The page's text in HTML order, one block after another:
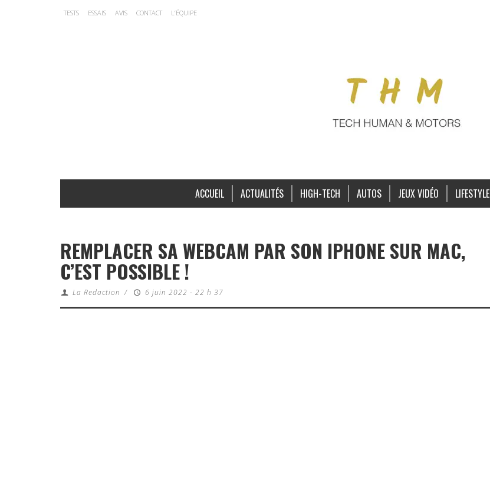
TESTS ESSAIS AVIS CONTACT L’ÉQUIPE
ACCUEIL ACTUALITÉS HIGH-TECH AUTOS JEUX VIDÉO LIFESTYLE
REMPLACER SA WEBCAM PAR SON IPHONE SUR MAC,
C’EST POSSIBLE !
La Redaction / 6 juin 2022 - 22 h 37